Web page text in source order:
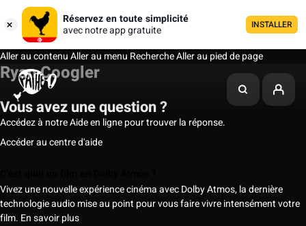
Réservez en toute simplicité
avec notre app gratuite
INSTALLER
Aller au contenuAller au menu RechercheAller au pied de page
Ryan Coogler
Vous avez une question ?
Accédez à notre Aide en ligne pour trouver la réponse.
Accéder au centre d'aide
Vivez une nouvelle expérience cinéma avec Dolby Atmos, la dernière
technologie audio mise au point pour vous faire vivre intensément votre
film. En savoir plus